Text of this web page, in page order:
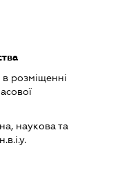
розміщенні
наукова та